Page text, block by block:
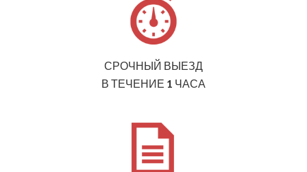
СРОЧНЫЙ ВЫЕЗД
В ТЕЧЕНИЕ 1 ЧАСА